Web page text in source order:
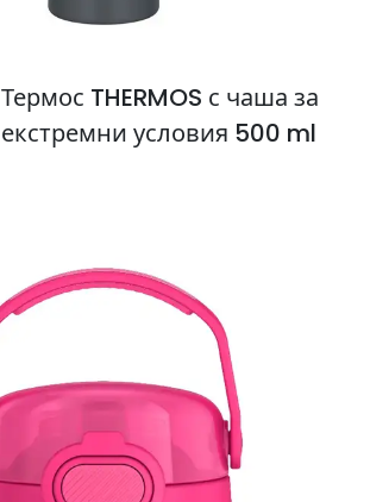
Термос THERMOS с чаша за
екстремни условия 500 ml